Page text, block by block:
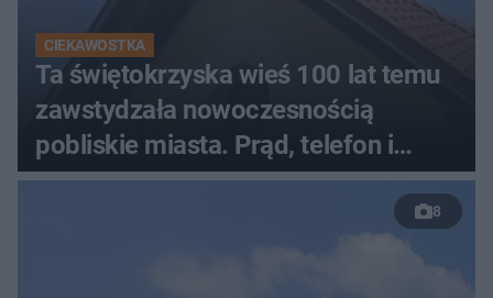
CIEKAWOSTKA
Ta świętokrzyska wieś 100 lat temu
zawstydzała nowoczesnością
pobliskie miasta. Prąd, telefon i
luksusowa auta
8